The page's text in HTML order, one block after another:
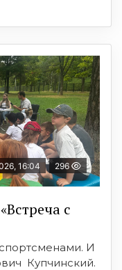
16:04 296
с
И
Купчинский.